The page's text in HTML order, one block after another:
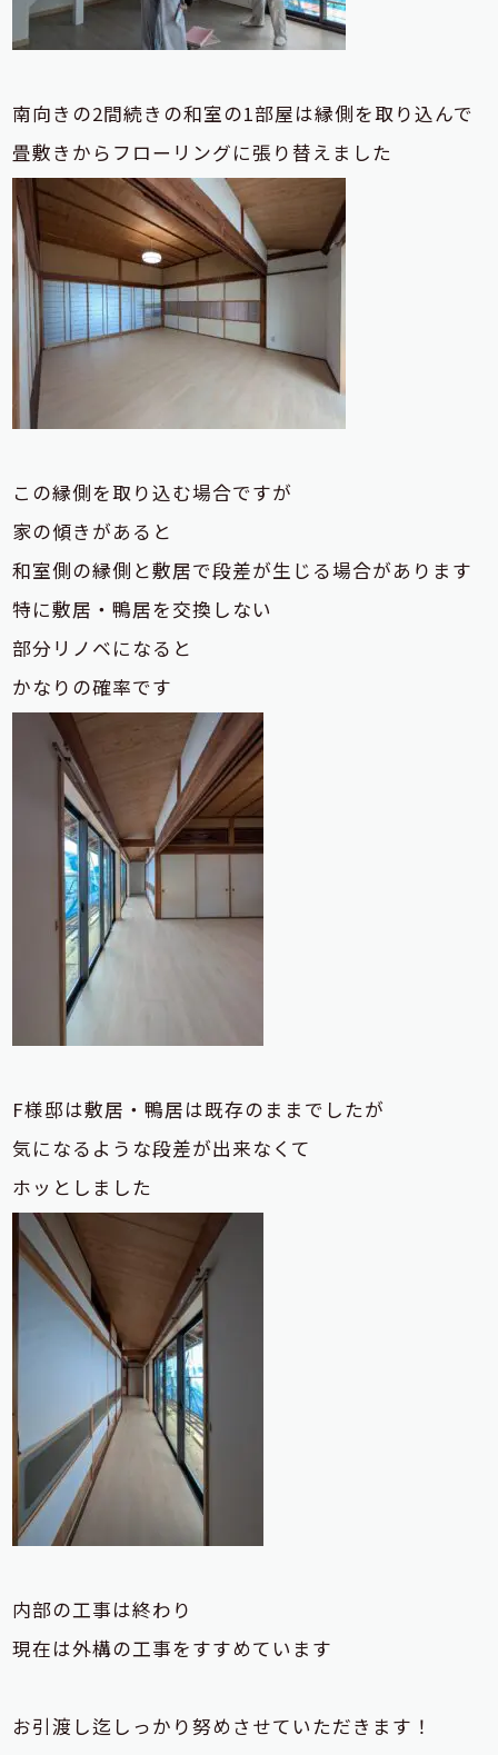
南向きの2間続きの和室の1部屋は縁側を取り込んで
畳敷きからフローリングに張り替えました
この縁側を取り込む場合ですが
家の傾きがあると
和室側の縁側と敷居で段差が生じる場合があります
特に敷居・鴨居を交換しない
部分リノベになると
かなりの確率です
F様邸は敷居・鴨居は既存のままでしたが
気になるような段差が出来なくて
ホッとしました
内部の工事は終わり
現在は外構の工事をすすめています
お引渡し迄しっかり努めさせていただきます！